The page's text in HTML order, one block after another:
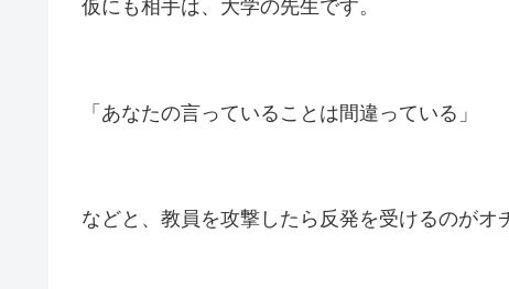
仮にも相手は、大学の先生です。
「あなたの言っていることは間違っている」
などと、教員を攻撃したら反発を受けるのがオ